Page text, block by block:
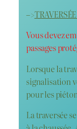
–>
Vous devez
passages
Lorsque la
signalisation
pour les
La traversée